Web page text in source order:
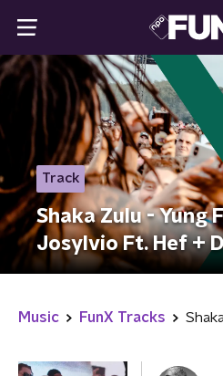
Track
Shaka Zulu - Yung
Josylvio Ft. Hef +
Music FunX Tracks